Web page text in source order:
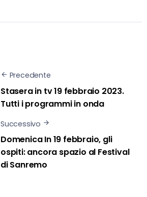
Precedente
Stasera in tv 19 febbraio 2023.
Tutti i programmi in onda
Successivo
Domenica In 19 febbraio, gli
ospiti: ancora spazio al Festival
di Sanremo